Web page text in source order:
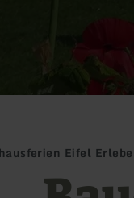
Eifel